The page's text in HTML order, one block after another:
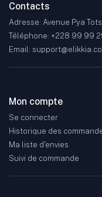
Contacts
Adresse: Avenue Pya
Téléphone: +228 99 99
Email:
Mon compte
Se connecter
Historique des
Ma liste d'envies
Suivi de commande